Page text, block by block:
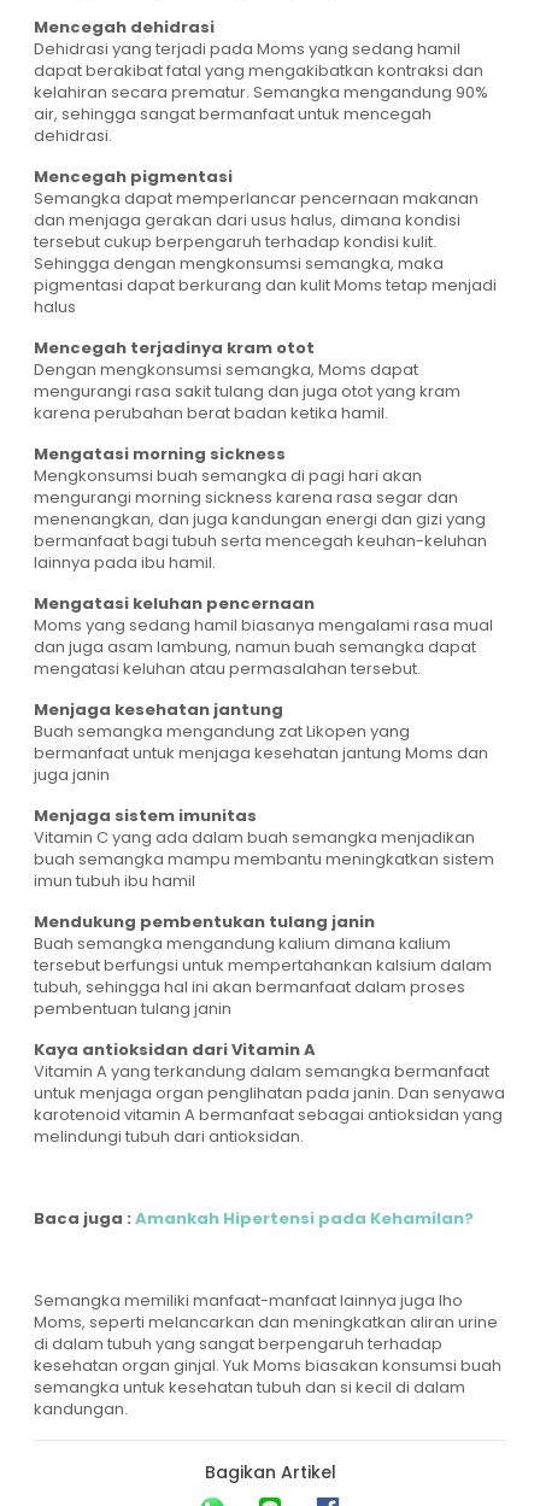
Mencegah dehidrasi
Dehidrasi yang terjadi pada Moms yang sedang hamil
dapat berakibat fatal yang mengakibatkan kontraksi dan
kelahiran secara prematur. Semangka mengandung 90%
air, sehingga sangat bermanfaat untuk mencegah
dehidrasi.
Mencegah pigmentasi
Semangka dapat memperlancar pencernaan makanan
dan menjaga gerakan dari usus halus, dimana kondisi
tersebut cukup berpengaruh terhadap kondisi kulit.
Sehingga dengan mengkonsumsi semangka, maka
pigmentasi dapat berkurang dan kulit Moms tetap menjadi
halus
Mencegah terjadinya kram otot
Dengan mengkonsumsi semangka, Moms dapat
mengurangi rasa sakit tulang dan juga otot yang kram
karena perubahan berat badan ketika hamil.
Mengatasi morning sickness
Mengkonsumsi buah semangka di pagi hari akan
mengurangi morning sickness karena rasa segar dan
menenangkan, dan juga kandungan energi dan gizi yang
bermanfaat bagi tubuh serta mencegah keuhan-keluhan
lainnya pada ibu hamil.
Mengatasi keluhan pencernaan
Moms yang sedang hamil biasanya mengalami rasa mual
dan juga asam lambung, namun buah semangka dapat
mengatasi keluhan atau permasalahan tersebut.
Menjaga kesehatan jantung
Buah semangka mengandung zat Likopen yang
bermanfaat untuk menjaga kesehatan jantung Moms dan
juga janin
Menjaga sistem imunitas
Vitamin C yang ada dalam buah semangka menjadikan
buah semangka mampu membantu meningkatkan sistem
imun tubuh ibu hamil
Mendukung pembentukan tulang janin
Buah semangka mengandung kalium dimana kalium
tersebut berfungsi untuk mempertahankan kalsium dalam
tubuh, sehingga hal ini akan bermanfaat dalam proses
pembentuan tulang janin
Kaya antioksidan dari Vitamin A
Vitamin A yang terkandung dalam semangka bermanfaat
untuk menjaga organ penglihatan pada janin. Dan senyawa
karotenoid vitamin A bermanfaat sebagai antioksidan yang
melindungi tubuh dari antioksidan.
Baca juga : Amankah Hipertensi pada Kehamilan?
Semangka memiliki manfaat-manfaat lainnya juga lho
Moms, seperti melancarkan dan meningkatkan aliran urine
di dalam tubuh yang sangat berpengaruh terhadap
kesehatan organ ginjal. Yuk Moms biasakan konsumsi buah
semangka untuk kesehatan tubuh dan si kecil di dalam
kandungan.
Bagikan Artikel